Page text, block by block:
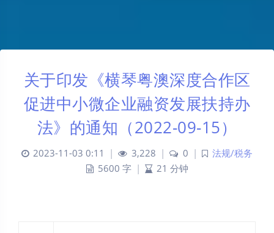
关于印发《横琴粤澳深度合作区
促进中小微企业融资发展扶持办
法》的通知（2022-09-15）
2023-11-03 0:11 3,228 0
法规/税务
5600 字
21 分钟